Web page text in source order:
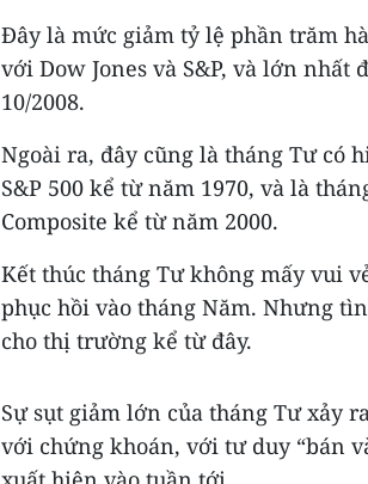
Đây là mức giảm tỷ lệ phần trăm
với Dow Jones và S&P, và lớn nhất
10/2008.
Ngoài ra, đây cũng là tháng Tư có
S&P 500 kể từ năm 1970, và là
Composite kể từ năm 2000.
Kết thúc tháng Tư không mấy vui
phục hồi vào tháng Năm. Nhưng
cho thị trường kể từ đây.
Sự sụt giảm lớn của tháng Tư xảy
với chứng khoán, với tư duy “bán